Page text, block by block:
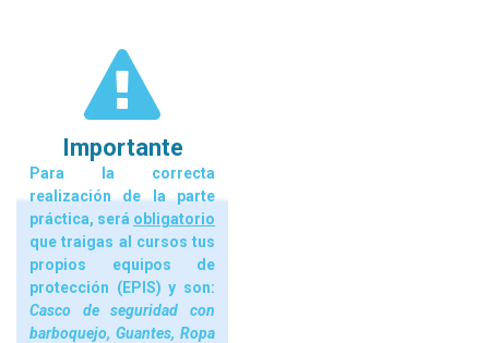
Importante
Para la correcta
realización de la parte
práctica, será obligatorio
que traigas al cursos tus
propios equipos de
protección (EPIS) y son:
Casco de seguridad con
barboquejo, Guantes, Ropa